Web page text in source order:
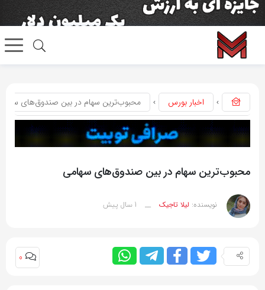
اخبار بورس محبوب‌ترین سهام در بین صندوق‌های
محبوب‌ترین سهام در بین صندوق‌های سهامی
نویسنده: لیلا تاجیک __ 1 سال پیش
0